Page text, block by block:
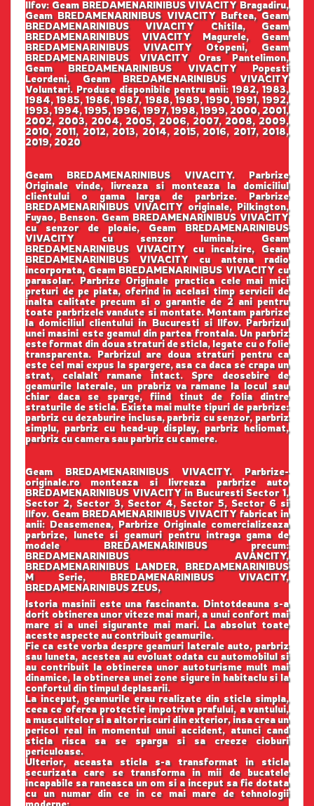
Ilfov: Geam BREDAMENARINIBUS VIVACITY Bragadiru,
Geam BREDAMENARINIBUS VIVACITY Buftea, Geam
BREDAMENARINIBUS VIVACITY Chitila, Geam
BREDAMENARINIBUS VIVACITY Magurele, Geam
BREDAMENARINIBUS VIVACITY Otopeni, Geam
BREDAMENARINIBUS VIVACITY Oras Pantelimon,
Geam BREDAMENARINIBUS VIVACITY Popesti
Leordeni, Geam BREDAMENARINIBUS VIVACITY
Voluntari. Produse disponibile pentru anii: 1982, 1983,
1984, 1985, 1986, 1987, 1988, 1989, 1990, 1991, 1992,
1993, 1994, 1995, 1996, 1997, 1998, 1999, 2000, 2001,
2002, 2003, 2004, 2005, 2006, 2007, 2008, 2009,
2010, 2011, 2012, 2013, 2014, 2015, 2016, 2017, 2018,
2019, 2020
Geam BREDAMENARINIBUS VIVACITY. Parbrize
Originale vinde, livreaza si monteaza la domiciliul
clientului o gama larga de parbrize. Parbrize
BREDAMENARINIBUS VIVACITY originale, Pilkington,
Fuyao, Benson. Geam BREDAMENARINIBUS VIVACITY
cu senzor de ploaie, Geam BREDAMENARINIBUS
VIVACITY cu senzor lumina, Geam
BREDAMENARINIBUS VIVACITY cu incalzire, Geam
BREDAMENARINIBUS VIVACITY cu antena radio
incorporata, Geam BREDAMENARINIBUS VIVACITY cu
parasolar. Parbrize Originale practica cele mai mici
preturi de pe piata, oferind in acelasi timp servicii de
inalta calitate precum si o garantie de 2 ani pentru
toate parbrizele vandute si montate. Montam parbrize
la domiciliul clientului in Bucuresti si Ilfov. Parbrizul
unei masini este geamul din partea frontala. Un parbriz
este format din doua straturi de sticla, legate cu o folie
transparenta. Parbrizul are doua straturi pentru ca
este cel mai expus la spargere, asa ca daca se crapa un
strat, celalalt ramane intact. Spre deosebire de
geamurile laterale, un prabriz va ramane la locul sau
chiar daca se sparge, fiind tinut de folia dintre
straturile de sticla. Exista mai multe tipuri de parbrize:
parbriz cu dezaburire inclusa, parbriz cu senzor, parbriz
simplu, parbriz cu head-up display, parbriz heliomat,
parbriz cu camera sau parbriz cu camere.
Geam BREDAMENARINIBUS VIVACITY. Parbrize-
originale.ro monteaza si livreaza parbrize auto
BREDAMENARINIBUS VIVACITY in Bucuresti Sector 1,
Sector 2, Sector 3, Sector 4, Sector 5, Sector 6 si
Ilfov. Geam BREDAMENARINIBUS VIVACITY fabricat in
anii: Deasemenea, Parbrize Originale comercializeaza
parbrize, lunete si geamuri pentru intraga gama de
modele BREDAMENARINIBUS precum:
BREDAMENARINIBUS AVANCITY,
BREDAMENARINIBUS LANDER, BREDAMENARINIBUS
M Serie, BREDAMENARINIBUS VIVACITY,
BREDAMENARINIBUS ZEUS,
Istoria masinii este una fascinanta. Dintotdeauna s-a
dorit obtinerea unor viteze mai mari, a unui confort mai
mare si a unei sigurante mai mari. La absolut toate
aceste aspecte au contribuit geamurile.
Fie ca este vorba despre geamuri laterale auto, parbriz
sau luneta, acestea au evoluat odata cu automobilul si
au contribuit la obtinerea unor autoturisme mult mai
dinamice, la obtinerea unei zone sigure in habitaclu si la
confortul din timpul deplasarii.
La inceput, geamurile erau realizate din sticla simpla,
ceea ce oferea protectie impotriva prafului, a vantului,
a musculitelor si a altor riscuri din exterior, insa crea un
pericol real in momentul unui accident, atunci cand
sticla risca sa se sparga si sa creeze cioburi
periculoase.
Ulterior, aceasta sticla s-a transformat in sticla
securizata care se transforma in mii de bucatele
incapabile sa raneasca un om si a inceput sa fie dotata
cu un numar din ce in ce mai mare de tehnologii